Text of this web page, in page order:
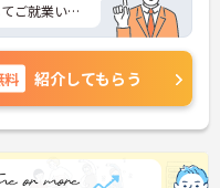
ご就業いた
トの時間を
わせくださ
料 紹介してもらう